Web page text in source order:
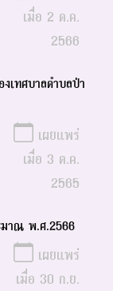
เมื่อ 2 ต.ค.
2566
เทศบาลตำบลป่า
เผยแพร่
เมื่อ 3 ต.ค.
2565
าณ พ.ศ.2566
เผยแพร่
เมื่อ 30 ก.ย.